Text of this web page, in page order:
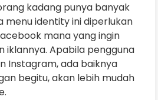
kadang punya banyak
menu identity ini diperlukan
mana yang ingin
iklannya. Apabila pengguna
Instagram, ada baiknya
begitu, akan lebih mudah